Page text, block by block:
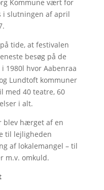
Kommune vært for
i slutningen af april
tide, at festivalen
besøg på de
1980l hvor Aabenraa
Lundtoft kommuner
med 40 teatre, 60
i alt.
blev hærget af en
til lejligheden
af lokalemangel – til
m.v. omkuld.